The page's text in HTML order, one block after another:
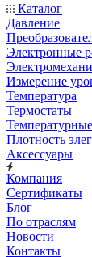
Каталог
Давление
Электронные
Измерение
Температура
Термостаты
Плотность
Аксессуары
Компания
Сертификаты
Блог
По отраслям
Новости
Контакты